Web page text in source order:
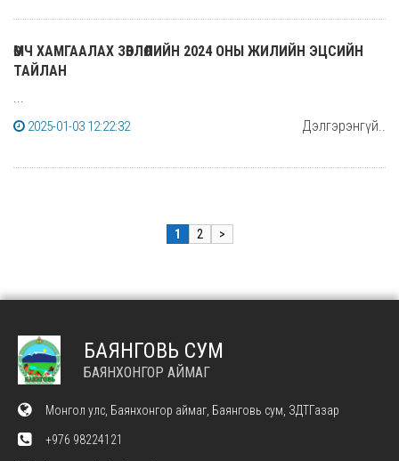
ӨМЧ ХАМГААЛАХ ЗӨВЛӨЛИЙН 2024 ОНЫ ЖИЛИЙН ЭЦСИЙН
ТАЙЛАН
...
2025-01-03 12:22:32
Дэлгэрэнгүй..
1 2 >
БАЯНГОВЬ СУМ
БАЯНХОНГОР АЙМАГ
Монгол улс, Баянхонгор аймаг, Баянговь сум, ЗДТГазар
+976 98224121